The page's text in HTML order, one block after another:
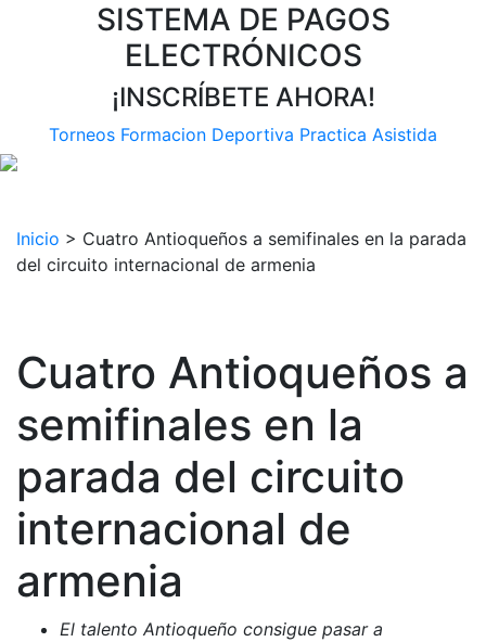
SISTEMA DE PAGOS
ELECTRÓNICOS
¡INSCRÍBETE AHORA!
Torneos Formacion Deportiva Practica Asistida
Inicio > Cuatro Antioqueños a semifinales en la parada
del circuito internacional de armenia
Cuatro Antioqueños a
semifinales en la
parada del circuito
internacional de
armenia
El talento Antioqueño consigue pasar a